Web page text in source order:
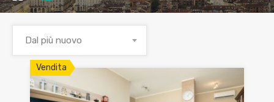
Dal più nuovo
Vendita